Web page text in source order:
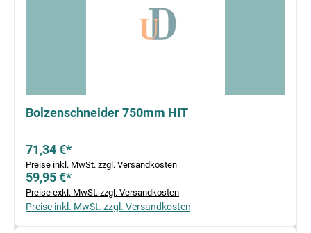
Bolzenschneider 750mm HIT
71,34 €*
Preise inkl. MwSt. zzgl. Versandkosten
59,95 €*
Preise exkl. MwSt. zzgl. Versandkosten
Preise inkl. MwSt. zzgl. Versandkosten